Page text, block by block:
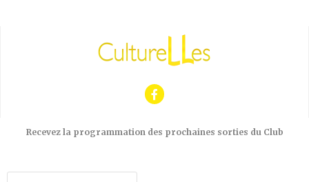
Recevez la programmation des prochaines sorties du Club